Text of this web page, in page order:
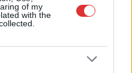
of my
with the
is képes támogatni.